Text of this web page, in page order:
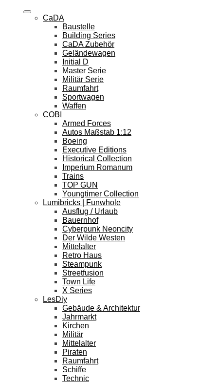
CaDA
Baustelle
Building Series
CaDA Zubehör
Geländewagen
Initial D
Master Serie
Militär Serie
Raumfahrt
Sportwagen
Waffen
COBI
Armed Forces
Autos Maßstab 1:12
Boeing
Executive Editions
Historical Collection
Imperium Romanum
Trains
TOP GUN
Youngtimer Collection
Lumibricks | Funwhole
Ausflug / Urlaub
Bauernhof
Cyberpunk Neoncity
Der Wilde Westen
Mittelalter
Retro Haus
Steampunk
Streetfusion
Town Life
X Series
LesDiy
Gebäude & Architektur
Jahrmarkt
Kirchen
Militär
Mittelalter
Piraten
Raumfahrt
Schiffe
Technic